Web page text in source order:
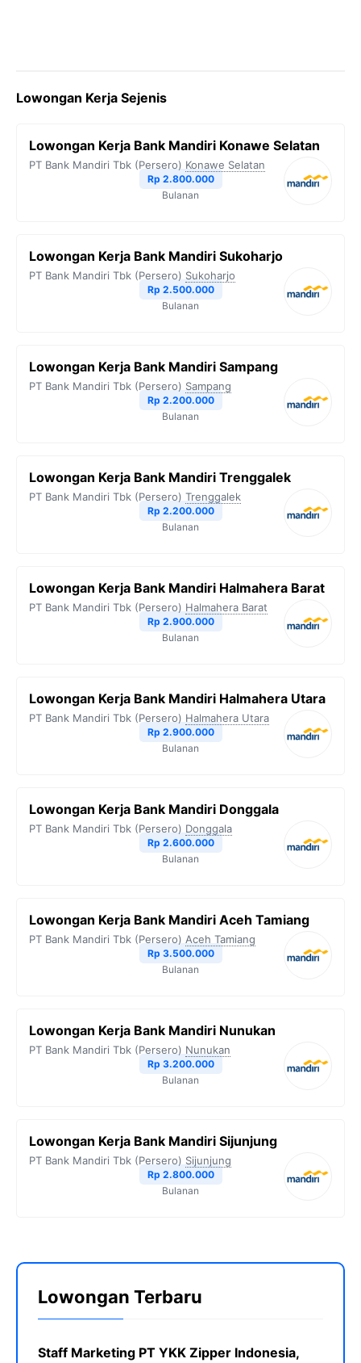
Lowongan Kerja Sejenis
Lowongan Kerja Bank Mandiri Konawe Selatan
PT Bank Mandiri Tbk (Persero) Konawe Selatan
Rp 2.800.000
Bulanan
Lowongan Kerja Bank Mandiri Sukoharjo
PT Bank Mandiri Tbk (Persero) Sukoharjo
Rp 2.500.000
Bulanan
Lowongan Kerja Bank Mandiri Sampang
PT Bank Mandiri Tbk (Persero) Sampang
Rp 2.200.000
Bulanan
Lowongan Kerja Bank Mandiri Trenggalek
PT Bank Mandiri Tbk (Persero) Trenggalek
Rp 2.200.000
Bulanan
Lowongan Kerja Bank Mandiri Halmahera Barat
PT Bank Mandiri Tbk (Persero) Halmahera Barat
Rp 2.900.000
Bulanan
Lowongan Kerja Bank Mandiri Halmahera Utara
PT Bank Mandiri Tbk (Persero) Halmahera Utara
Rp 2.900.000
Bulanan
Lowongan Kerja Bank Mandiri Donggala
PT Bank Mandiri Tbk (Persero) Donggala
Rp 2.600.000
Bulanan
Lowongan Kerja Bank Mandiri Aceh Tamiang
PT Bank Mandiri Tbk (Persero) Aceh Tamiang
Rp 3.500.000
Bulanan
Lowongan Kerja Bank Mandiri Nunukan
PT Bank Mandiri Tbk (Persero) Nunukan
Rp 3.200.000
Bulanan
Lowongan Kerja Bank Mandiri Sijunjung
PT Bank Mandiri Tbk (Persero) Sijunjung
Rp 2.800.000
Bulanan
Lowongan Terbaru
Staff Marketing PT YKK Zipper Indonesia,